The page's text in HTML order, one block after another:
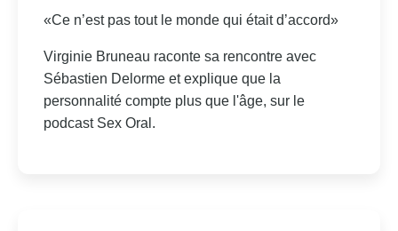
«Ce n’est pas tout le monde qui était d’accord»
Virginie Bruneau raconte sa rencontre avec
Sébastien Delorme et explique que la
personnalité compte plus que l'âge, sur le
podcast Sex Oral.